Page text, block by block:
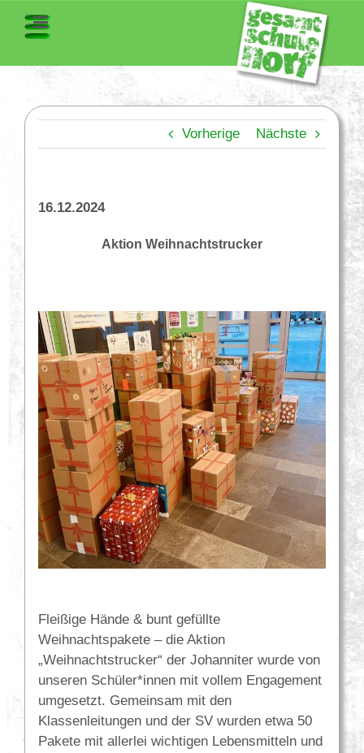
Vorherige Nächste
16.12.2024
Aktion Weihnachtstrucker
Fleißige Hände & bunt gefüllte
Weihnachtspakete – die Aktion
„Weihnachtstrucker“ der Johanniter wurde von
unseren Schüler*innen mit vollem Engagement
umgesetzt. Gemeinsam mit den
Klassenleitungen und der SV wurden etwa 50
Pakete mit allerlei wichtigen Lebensmitteln und